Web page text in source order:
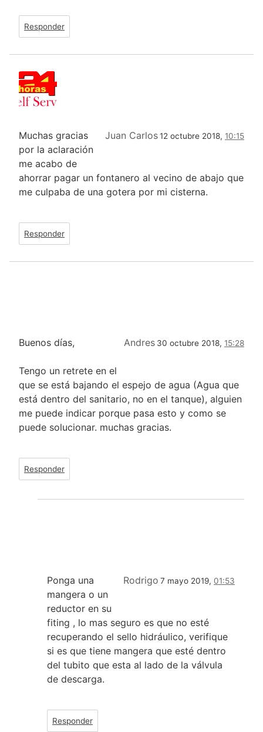
Responder
Juan Carlos12 octubre 2018, 10:15
Muchas gracias
por la aclaración
me acabo de
ahorrar pagar un fontanero al vecino de abajo que
me culpaba de una gotera por mi cisterna.
Responder
Andres 30 octubre 2018, 15:28
Buenos días,
Tengo un retrete en el
que se está bajando el espejo de agua (Agua que
está dentro del sanitario, no en el tanque), alguien
me puede indicar porque pasa esto y como se
puede solucionar. muchas gracias.
Responder
Rodrigo 7 mayo 2019, 01:53
Ponga una
mangera o un
reductor en su
fiting , lo mas seguro es que no esté
recuperando el sello hidráulico, verifique
si es que tiene mangera que esté dentro
del tubito que esta al lado de la válvula
de descarga.
Responder